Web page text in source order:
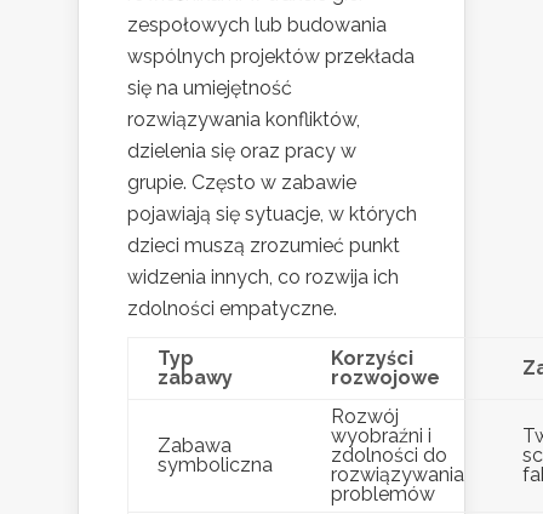
zespołowych lub budowania
wspólnych projektów przekłada
się na umiejętność
rozwiązywania konfliktów,
dzielenia się oraz pracy w
grupie. Często w zabawie
pojawiają się sytuacje, w których
dzieci muszą zrozumieć punkt
widzenia innych, co rozwija ich
zdolności empatyczne.
Typ
zabawy
Korzyści
rozwojowe
Zabawa
symboliczna
Rozwój
wyobraźni i
zdolności do
rozwiązywania
problemów